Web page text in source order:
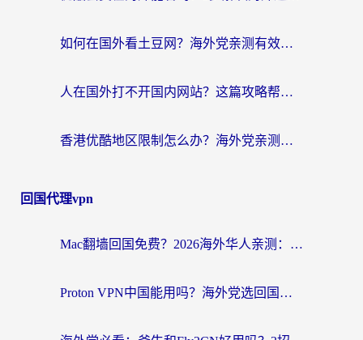
如何在国外看土豆网？海外党亲测有效的追剧加速器选择指南
人在国外打不开国内网站？这篇攻略帮你无缝解锁国内资源（附交管12123使用技巧）
香港优酷地区限制怎么办？海外党亲测有效的追剧解决方案
回国代理vpn
Mac翻墙回国免费？2026海外华人亲测：从CCTV5直播到国内APP，这样选加速器才靠谱
Proton VPN中国能用吗？海外党选回国加速器的避坑指南（附番茄加速器实测）